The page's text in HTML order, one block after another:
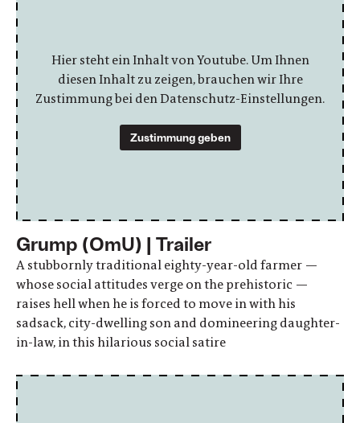
Hier steht ein Inhalt von Youtube. Um Ihnen
diesen Inhalt zu zeigen, brauchen wir Ihre
Zustimmung bei den Datenschutz-Einstellungen.
Zustimmung geben
Grump (OmU) | Trailer
A stubbornly traditional eighty-year-old farmer —
whose social attitudes verge on the prehistoric —
raises hell when he is forced to move in with his
sadsack, city-dwelling son and domineering daughter-
in-law, in this hilarious social satire